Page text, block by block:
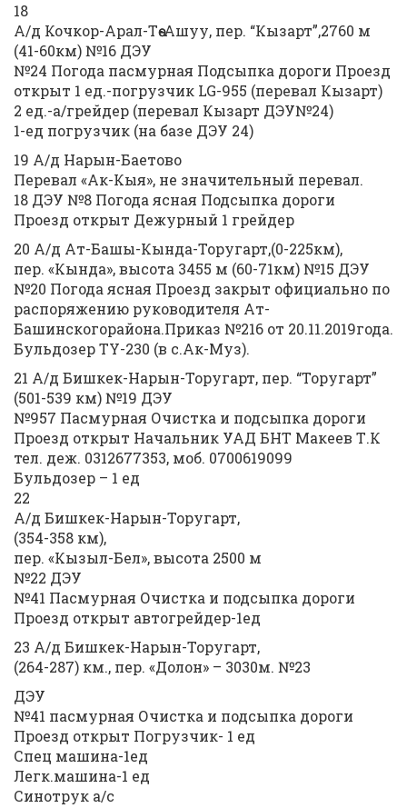
18
А/д Кочкор-Арал-Төө-Ашуу, пер. “Кызарт”,2760 м
(41-60км) №16 ДЭУ
№24 Погода пасмурная Подсыпка дороги Проезд
открыт 1 ед.-погрузчик LG-955 (перевал Кызарт)
2 ед.-а/грейдер (перевал Кызарт ДЭУ№24)
1-ед погрузчик (на базе ДЭУ 24)
19 А/д Нарын-Баетово
Перевал «Ак-Кыя», не значительный перевал.
18 ДЭУ №8 Погода ясная Подсыпка дороги
Проезд открыт Дежурный 1 грейдер
20 А/д Ат-Башы-Кында-Торугарт,(0-225км),
пер. «Кында», высота 3455 м (60-71км) №15 ДЭУ
№20 Погода ясная Проезд закрыт официально по
распоряжению руководителя Ат-
Башинскогорайона.Приказ №216 от 20.11.2019года.
Бульдозер TY-230 (в с.Ак-Муз).
21 А/д Бишкек-Нарын-Торугарт, пер. “Торугарт”
(501-539 км) №19 ДЭУ
№957 Пасмурная Очистка и подсыпка дороги
Проезд открыт Начальник УАД БНТ Макеев Т.К
тел. деж. 0312677353, моб. 0700619099
Бульдозер – 1 ед
22
А/д Бишкек-Нарын-Торугарт,
(354-358 км),
пер. «Кызыл-Бел», высота 2500 м
№22 ДЭУ
№41 Пасмурная Очистка и подсыпка дороги
Проезд открыт автогрейдер-1ед
23 А/д Бишкек-Нарын-Торугарт,
(264-287) км., пер. «Долон» – 3030м. №23
ДЭУ
№41 пасмурная Очистка и подсыпка дороги
Проезд открыт Погрузчик- 1 ед
Спец машина-1ед
Легк.машина-1 ед
Синотрук а/с